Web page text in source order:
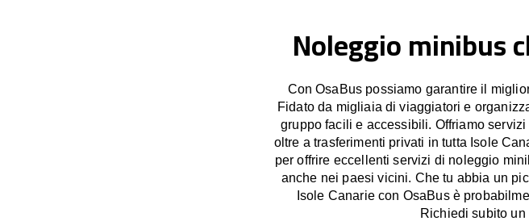
Noleggio minibus
Con OsaBus possiamo garantire il
Fidato da migliaia di viaggiatori e
gruppo facili e accessibili. Offriamo
oltre a trasferimenti privati in tutta Isole
per offrire eccellenti servizi di noleggio
anche nei paesi vicini. Che tu abbia un
Isole Canarie con OsaBus è
Richiedi subito